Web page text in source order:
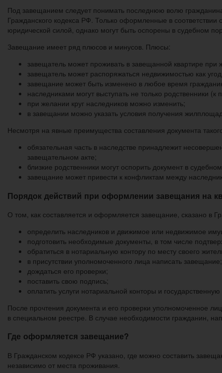
Под завещанием следует понимать последнюю волю
Гражданского кодекса РФ. Только оформленные в
юридической силой, однако могут быть оспорены в судебном
Завещание имеет ряд плюсов и минусов. Плюсы:
завещатель может проживать в завещанной квартире
завещатель может распоряжаться недвижимостью как
завещание может быть изменено в любое время
наследниками могут выступать не только родственники
при желании круг наследников можно изменить;
в завещании можно указать условия получения
Несмотря на явные преимущества составления документа
обязательная часть в наследстве принадлежит
завещательном акте;
близкие родственники могут оспорить документ в
завещание может привести к конфликтам между
Порядок действий при оформлении завещания на
О том, как составляется и оформляется завещание, сказано в
определить наследников и движимое или недвижимое
подготовить необходимые документы, в том числе
обратиться в нотариальную контору по месту своего
в присутствии уполномоченного лица написать завещание;
дождаться его проверки;
поставить свою подпись;
оплатить услуги нотариальной конторы и
После прочтения документа и его проверки уполномоченное
в специальном реестре. В случае необходимости гражданин,
Где оформляется завещание?
В Гражданском кодексе РФ указано, где можно составить
независимо от места проживания.